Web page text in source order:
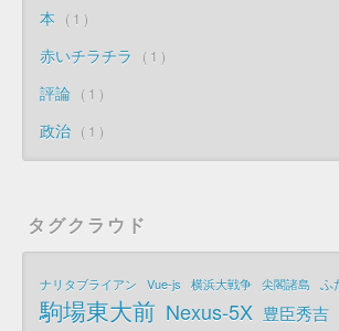
本 1
赤いチラチラ 1
評論 1
政治 1
タグクラウド
ナリタブライアン Vue-js 横浜大戦争 尖閣諸島 ふ
駒場東大前 Nexus-5X 豊臣秀吉